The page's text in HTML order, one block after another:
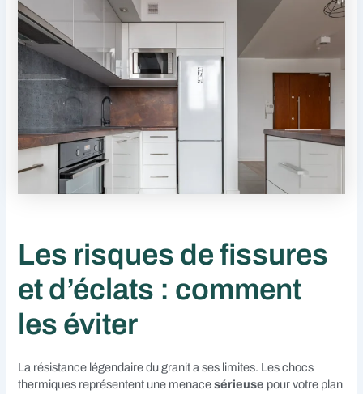
Les risques de fissures
et d’éclats : comment
les éviter
La résistance légendaire du granit a ses limites. Les chocs
thermiques représentent une menacesérieuse pour votre plan